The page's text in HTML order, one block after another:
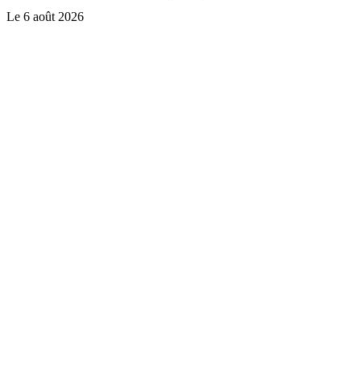
Le 6 août 2026